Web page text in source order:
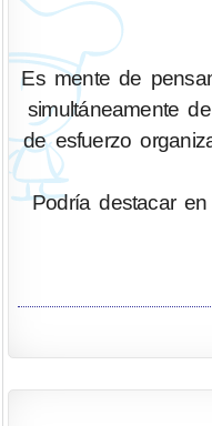
Es mente de
simultáneamente
de esfuerzo
Podría destacar